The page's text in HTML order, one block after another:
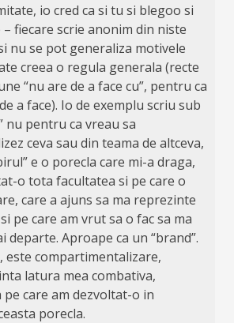
io cred ca si tu si blegoo si
fiecare scrie anonim din niste
nu se pot generaliza motivele
creea o regula generala (recte
“nu are de a face cu”, pentru ca
a face). Io de exemplu scriu sub
nu pentru ca vreau sa
ceva sau din teama de altceva,
e o porecla care mi-a draga,
o tota facultatea si pe care o
care a ajuns sa ma reprezinte
pe care am vrut sa o fac sa ma
departe. Aproape ca un “brand”.
este compartimentalizare,
latura mea combativa,
care am dezvoltat-o in
porecla.